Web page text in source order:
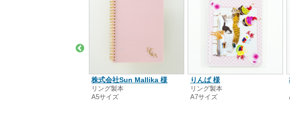
株式会社Sun Mallika 様
リング製本
A5サイズ
りんぱ 様
リング製本
A7サイズ